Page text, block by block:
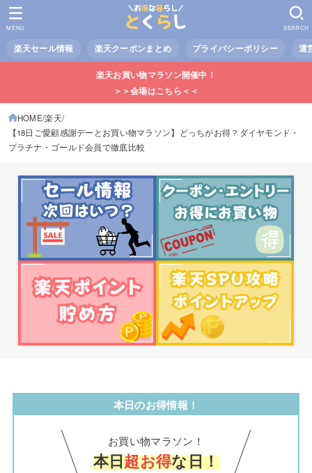
楽天セール情報 楽天クーポンまとめ プライバシーポリシー 運
SEARCH
MENU
楽天お買い物マラソン開催中！
＞＞会場はこちら＜＜
HOME 楽天
【18日ご愛顧感謝デーとお買い物マラソン】どっちがお得？ダイヤモンド・
プラチナ・ゴールド会員で徹底比較
本日のお得情報！
お買い物マラソン！
本日超お得な日！